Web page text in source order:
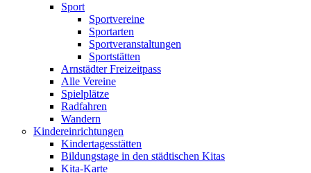
Sport
Sportvereine
Sportarten
Sportveranstaltungen
Sportstätten
Arnstädter Freizeitpass
Alle Vereine
Spielplätze
Radfahren
Wandern
Kindereinrichtungen
Kindertagesstätten
Bildungstage in den städtischen Kitas
Kita-Karte